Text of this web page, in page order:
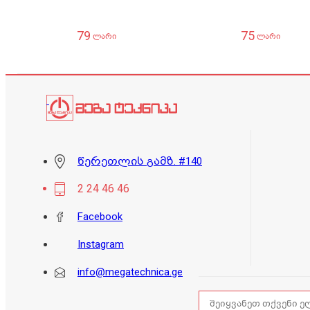
79 ლარი 75 ლარი
წერეთლის გამზ. #140
2 24 46 46
Facebook
Instagram
info@megatechnica.ge